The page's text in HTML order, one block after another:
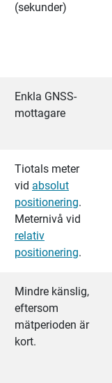
(sekunder)
Enkla GNSS-
mottagare
Tiotals meter
vid absolut
positionering.
Meternivå vid
relativ
positionering.
Mindre känslig,
eftersom
mätperioden är
kort.